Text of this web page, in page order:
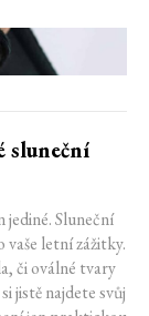
sluneční
jediné. Sluneční
letní zážitky.
či oválné tvary
jistě najdete svůj